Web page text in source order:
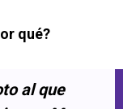
qué?
al que